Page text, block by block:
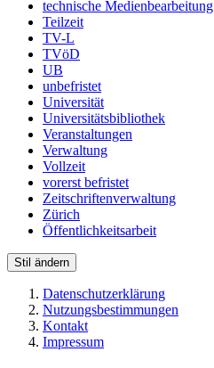
technische Medienbearbeitung
Teilzeit
TV-L
TVöD
UB
unbefristet
Universität
Universitätsbibliothek
Veranstaltungen
Verwaltung
Vollzeit
vorerst befristet
Zeitschriftenverwaltung
Zürich
Öffentlichkeitsarbeit
Stil ändern
Datenschutzerklärung
Nutzungsbestimmungen
Kontakt
Impressum